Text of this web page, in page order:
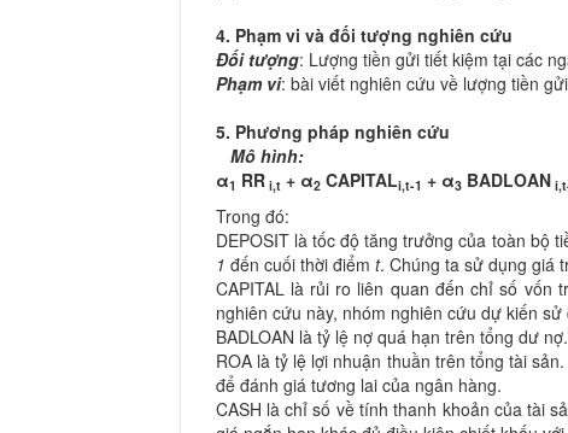
4. Phạm vi và đối tượng nghiên cứu
Đối tượng: Lượng tiền gửi tiết kiệm tại các
Phạm vi: bài viết nghiên cứu về lượng tiền
5. Phương pháp nghiên cứu
Mô hình:
α1 RRi,t + α2 CAPITALi,t-1 + α3 BADLOAN
Trong đó:
DEPOSIT là tốc độ tăng trưởng của toàn bộ
1 đến cuối thời điểm t. Chúng ta sử dụng giá
CAPITAL là rủi ro liên quan đến chỉ số
nghiên cứu này, nhóm nghiên cứu dự kiến
BADLOAN là tỷ lệ nợ quá hạn trên tổng dư nợ.
ROA là tỷ lệ lợi nhuận thuần trên tổng tài
để đánh giá tương lai của ngân hàng.
CASH là chỉ số về tính thanh khoản của tài